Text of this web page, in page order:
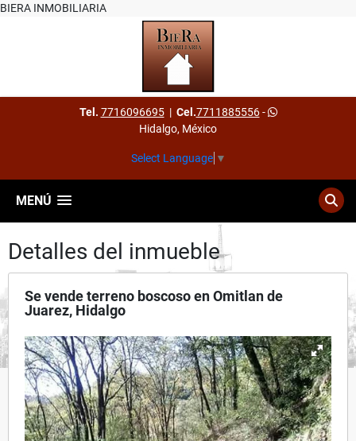
BIERA INMOBILIARIA
Tel. 7716096695| Cel.7711885556-
Hidalgo, México
Select Language ▼
MENÚ
Detalles del inmueble
Se vende terreno boscoso en Omitlan de
Juarez, Hidalgo